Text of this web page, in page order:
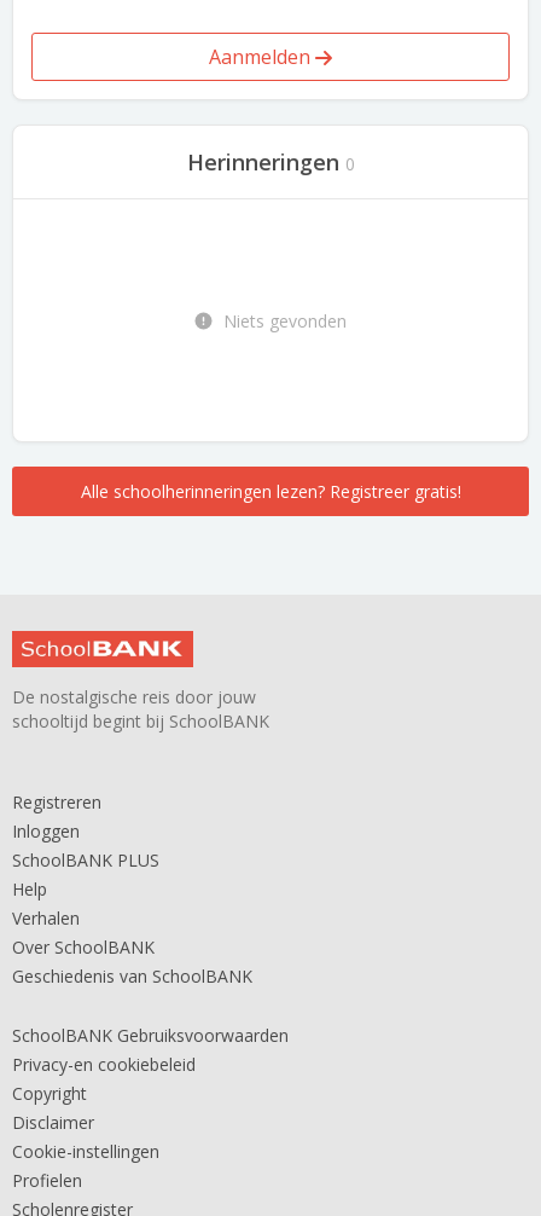
Aanmelden
Herinneringen 0
Niets gevonden
Alle schoolherinneringen lezen? Registreer gratis!
De nostalgische reis door jouw
schooltijd begint bij SchoolBANK
Registreren
Inloggen
SchoolBANK PLUS
Help
Verhalen
Over SchoolBANK
Geschiedenis van SchoolBANK
SchoolBANK Gebruiksvoorwaarden
Privacy-en cookiebeleid
Copyright
Disclaimer
Cookie-instellingen
Profielen
Scholenregister